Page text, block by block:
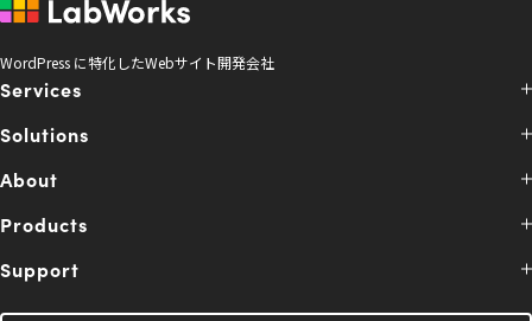
WordPress に特化したWebサイト開発会社
Services
Solutions
About
Products
Support